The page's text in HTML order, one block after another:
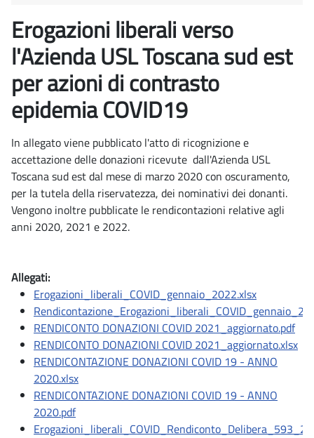
Erogazioni liberali verso
l'Azienda USL Toscana sud est
per azioni di contrasto
epidemia COVID19
In allegato viene pubblicato l'atto di ricognizione e
accettazione delle donazioni ricevute dall'Azienda USL
Toscana sud est dal mese di marzo 2020 con oscuramento,
per la tutela della riservatezza, dei nominativi dei donanti.
Vengono inoltre pubblicate le rendicontazioni relative agli
anni 2020, 2021 e 2022.
Allegati:
Erogazioni_liberali_COVID_gennaio_2022.xlsx
RENDICONTO DONAZIONI COVID 2021_aggiornato.pdf
RENDICONTO DONAZIONI COVID 2021_aggiornato.xlsx
RENDICONTAZIONE DONAZIONI COVID 19 - ANNO
2020.xlsx
RENDICONTAZIONE DONAZIONI COVID 19 - ANNO
2020.pdf